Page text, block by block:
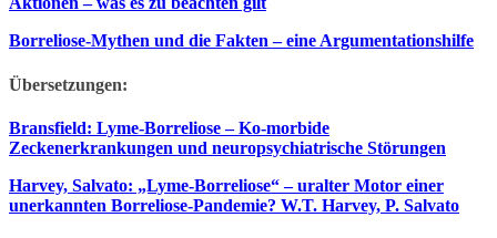
Borreliose-Mythen und die Fakten – eine Argumentationshilfe
Übersetzungen:
Bransfield: Lyme-Borreliose – Ko-morbide
Zeckenerkrankungen und neuropsychiatrische Störungen
Harvey, Salvato: „Lyme-Borreliose“ – uralter Motor einer
unerkannten Borreliose-Pandemie? W.T. Harvey, P. Salvato